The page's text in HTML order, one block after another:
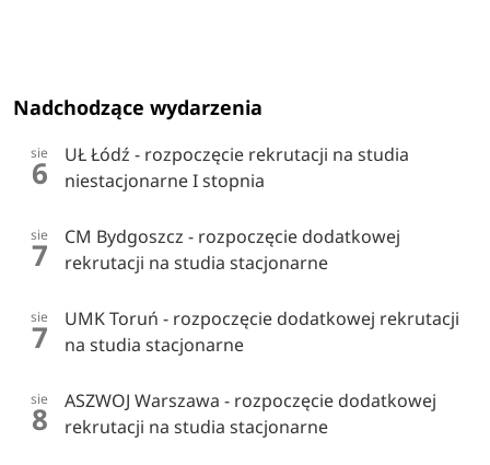
Nadchodzące wydarzenia
sie
6
UŁ Łódź - rozpoczęcie rekrutacji na studia
niestacjonarne I stopnia
sie
7
CM Bydgoszcz - rozpoczęcie dodatkowej
rekrutacji na studia stacjonarne
sie
7
UMK Toruń - rozpoczęcie dodatkowej rekrutacji
na studia stacjonarne
sie
8
ASZWOJ Warszawa - rozpoczęcie dodatkowej
rekrutacji na studia stacjonarne